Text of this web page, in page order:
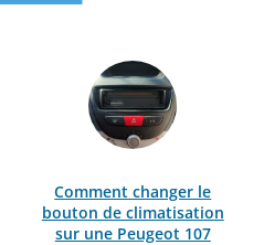
Comment changer le
bouton de climatisation
sur une Peugeot 107